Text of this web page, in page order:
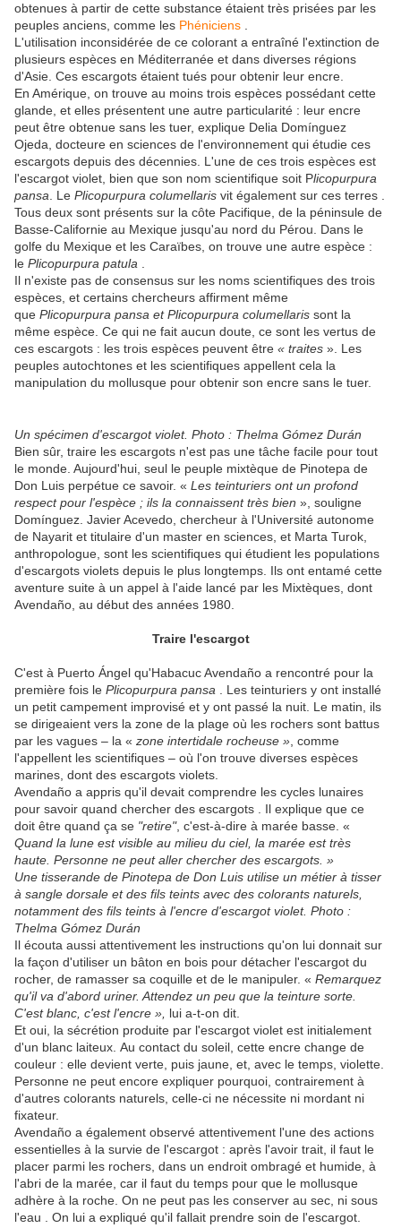
obtenues à partir de cette substance étaient très prisées par les
peuples anciens, comme les Phéniciens
L'utilisation inconsidérée de ce colorant a entraîné l'extinction de
plusieurs espèces en Méditerranée et dans diverses régions
d'Asie. Ces escargots étaient tués pour obtenir leur encre.
En Amérique, on trouve au moins trois espèces possédant cette
glande, et elles présentent une autre particularité : leur encre
peut être obtenue sans les tuer, explique Delia Domínguez
Ojeda, docteure en sciences de l'environnement qui étudie ces
escargots depuis des décennies. L'une de ces trois espèces est
l'escargot violet, bien que son nom scientifique soit Plicopurpura
pansa . Le Plicopurpura columellaris vit également sur ces terres .
Tous deux sont présents sur la côte Pacifique, de la péninsule de
Basse-Californie au Mexique jusqu'au nord du Pérou. Dans le
golfe du Mexique et les Caraïbes, on trouve une autre espèce :
le Plicopurpura patula
Il n'existe pas de consensus sur les noms scientifiques des trois
espèces, et certains chercheurs affirment même
que Plicopurpura pansa et Plicopurpura columellaris sont la
même espèce. Ce qui ne fait aucun doute, ce sont les vertus de
ces escargots : les trois espèces peuvent être « traites ». Les
peuples autochtones et les scientifiques appellent cela la
manipulation du mollusque pour obtenir son encre sans le tuer.
Un spécimen d'escargot violet. Photo : Thelma Gómez Durán
Bien sûr, traire les escargots n'est pas une tâche facile pour tout
le monde. Aujourd'hui, seul le peuple mixtèque de Pinotepa de
Don Luis perpétue ce savoir. « Les teinturiers ont un profond
respect pour l'espèce ; ils la connaissent très bien », souligne
Domínguez. Javier Acevedo, chercheur à l'Université autonome
de Nayarit et titulaire d'un master en sciences, et Marta Turok,
anthropologue, sont les scientifiques qui étudient les populations
d'escargots violets depuis le plus longtemps. Ils ont entamé cette
aventure suite à un appel à l'aide lancé par les Mixtèques, dont
Avendaño, au début des années 1980.
Traire l'escargot
C'est à Puerto Ángel qu'Habacuc Avendaño a rencontré pour la
première fois le Plicopurpura pansa
. Les teinturiers y ont installé
un petit campement improvisé et y ont passé la nuit. Le matin, ils
se dirigeaient vers la zone de la plage où les rochers sont battus
par les vagues – la « zone intertidale rocheuse » , comme
l'appellent les scientifiques – où l'on trouve diverses espèces
marines, dont des escargots violets.
Avendaño a appris qu'il devait comprendre les cycles lunaires
pour savoir quand chercher des escargots . Il explique que ce
doit être quand ça se "retire", c'est-à-dire à marée basse. «
Quand la lune est visible au milieu du ciel, la marée est très
haute. Personne ne peut aller chercher des escargots. »
Une tisserande de Pinotepa de Don Luis utilise un métier à tisser
à sangle dorsale et des fils teints avec des colorants naturels,
notamment des fils teints à l'encre d'escargot violet. Photo :
Thelma Gómez Durán
Il écouta aussi attentivement les instructions qu'on lui donnait sur
la façon d'utiliser un bâton en bois pour détacher l'escargot du
rocher, de ramasser sa coquille et de le manipuler. « Remarquez
qu'il va d'abord uriner. Attendez un peu que la teinture sorte.
C'est blanc, c'est l'encre », lui a-t-on dit.
Et oui, la sécrétion produite par l'escargot violet est initialement
d'un blanc laiteux. Au contact du soleil, cette encre change de
couleur : elle devient verte, puis jaune, et, avec le temps, violette.
Personne ne peut encore expliquer pourquoi, contrairement à
d'autres colorants naturels, celle-ci ne nécessite ni mordant ni
fixateur.
Avendaño a également observé attentivement l'une des actions
essentielles à la survie de l'escargot : après l'avoir trait, il faut le
placer parmi les rochers, dans un endroit ombragé et humide, à
l'abri de la marée, car il faut du temps pour que le mollusque
adhère à la roche. On ne peut pas les conserver au sec, ni sous
l'eau . On lui a expliqué qu'il fallait prendre soin de l'escargot.